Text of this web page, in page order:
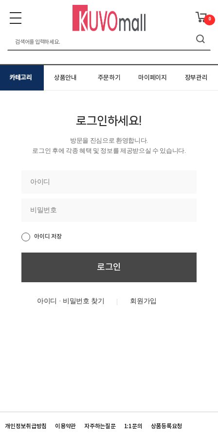
0
카테고리 상품안내 주문하기 마이페이지 장부관리
로그인하세요!
방문을 진심으로 환영합니다.
로그인 후에 각종 혜택 및 정보를 제공받으실 수 있습니다.
아이디 저장
아이디 · 비밀번호 찾기
개인정보취급방침 이용약관 자주하는질문 1:1문의 상품등록요청